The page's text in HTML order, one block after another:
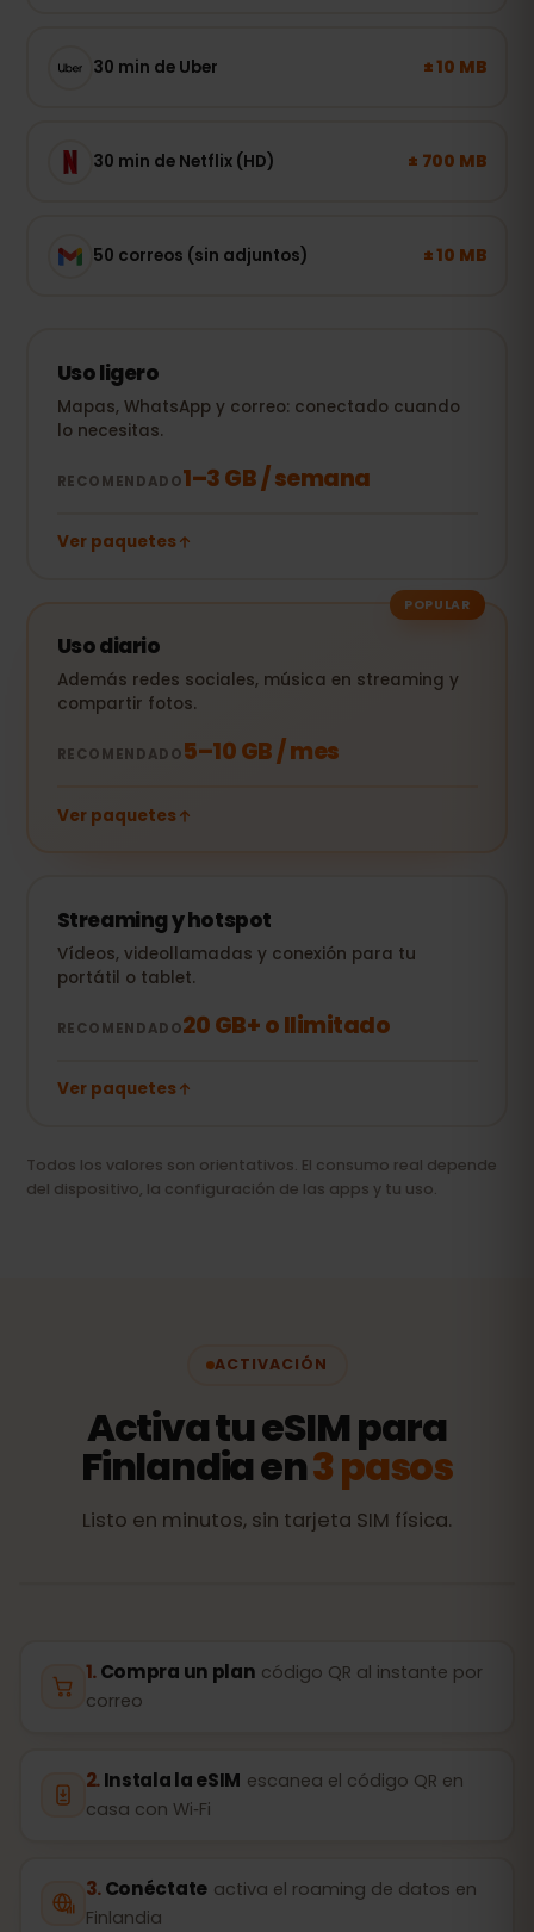
30 min de Uber ± 10 MB
30 min de Netflix (HD) ± 700 MB
50 correos (sin adjuntos) ± 10 MB
Uso ligero
Mapas, WhatsApp y correo: conectado cuando
lo necesitas.
RECOMENDADO1–3 GB / semana
Ver paquetes
POPULAR
Uso diario
Además redes sociales, música en streaming y
compartir fotos.
RECOMENDADO5–10 GB / mes
Ver paquetes
Streaming y hotspot
Vídeos, videollamadas y conexión para tu
portátil o tablet.
RECOMENDADO20 GB+ o Ilimitado
Ver paquetes
Todos los valores son orientativos. El consumo real depende
del dispositivo, la configuración de las apps y tu uso.
ACTIVACIÓN
Activa tu eSIM para
Finlandia en3 pasos
Listo en minutos, sin tarjeta SIM física.
Compra un plan código QR al instante por
correo
Instala la eSIM escanea el código QR en
casa con Wi‑Fi
Conéctate activa el roaming de datos en
Finlandia